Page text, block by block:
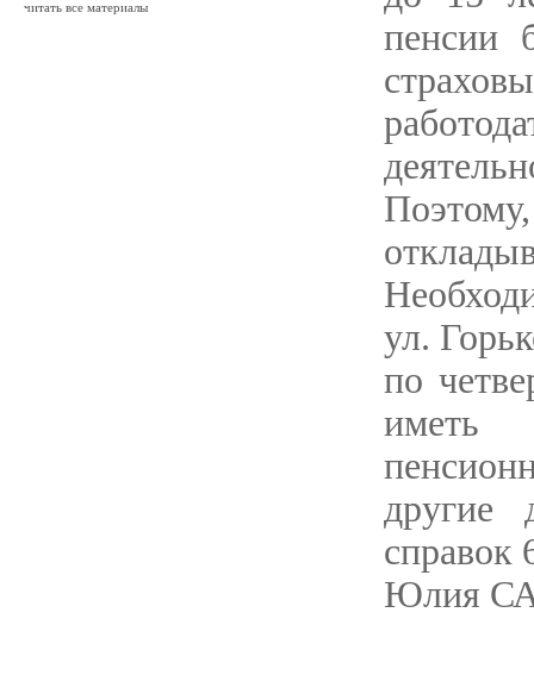
читать все материалы
пенсии
ул.
по
иметь
другие
справок
Юлия